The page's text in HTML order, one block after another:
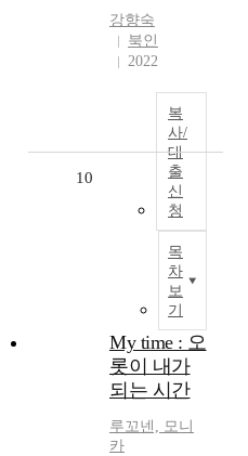
강향숙
북인
2022
복
사/
대
출
신
청
목
차
보
기
10
My time : 오
롯이 내가
되는 시간
루꼬넨, 모니
카